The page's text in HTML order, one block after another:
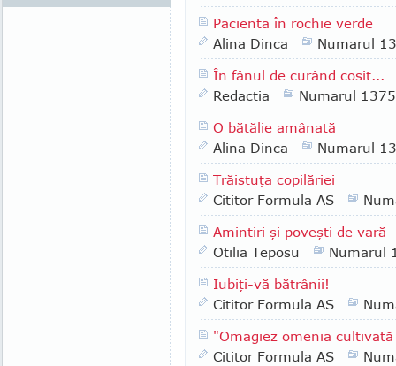
Pacienta în rochie verde
Alina Dinca
Numarul
În fânul de curând cosit...
Redactia
Numarul 1375
O bătălie amânată
Alina Dinca
Numarul
Trăistuţa copilăriei
Cititor Formula AS
Amintiri şi poveşti de vară
Otilia Teposu
Numarul
Iubiţi-vă bătrânii!
Cititor Formula AS
"Omagiez omenia
Cititor Formula AS